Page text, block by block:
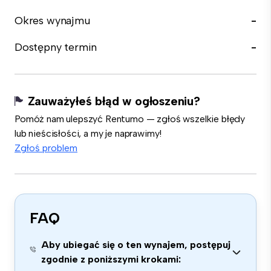
Okres wynajmu
-
Dostępny termin
-
Zauważyłeś błąd w ogłoszeniu?
Pomóż nam ulepszyć Rentumo — zgłoś wszelkie błędy
lub nieścisłości, a my je naprawimy!
Zgłoś problem
FAQ
Aby ubiegać się o ten wynajem, postępuj
zgodnie z poniższymi krokami: